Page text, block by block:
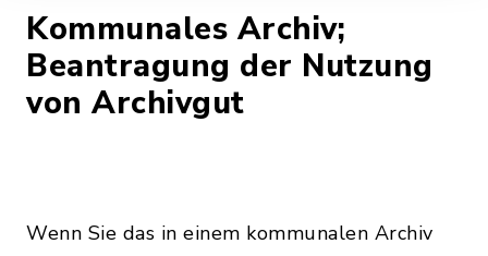
Kommunales Archiv;
Beantragung der Nutzung
von Archivgut
Wenn Sie das in einem kommunalen Archiv